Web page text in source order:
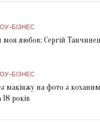
БІЗНЕС
моя любов: Сергій
БІЗНЕС
макіяжу на фото з
18 років